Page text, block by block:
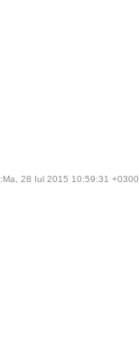
28 Iul 2015 10:59:31 +0300